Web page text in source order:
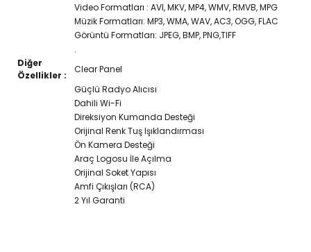
Video Formatları : AVI, MKV, MP4, WMV, RMVB, MPG
Müzik Formatları: MP3, WMA, WAV, AC3, OGG, FLAC
Görüntü Formatları: JPEG, BMP, PNG,TIFF
.
Diğer
Özellikler :
Clear Panel
Güçlü Radyo Alıcısı
Dahili Wi-Fi
Direksiyon Kumanda Desteği
Orijinal Renk Tuş Işıklandırması
Ön Kamera Desteği
Araç Logosu İle Açılma
Orijinal Soket Yapısı
Amfi Çıkışları (RCA)
2 Yıl Garanti